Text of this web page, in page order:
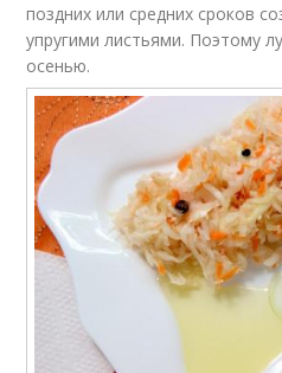
поздних или средних сроков
упругими листьями. Поэтому
осенью.